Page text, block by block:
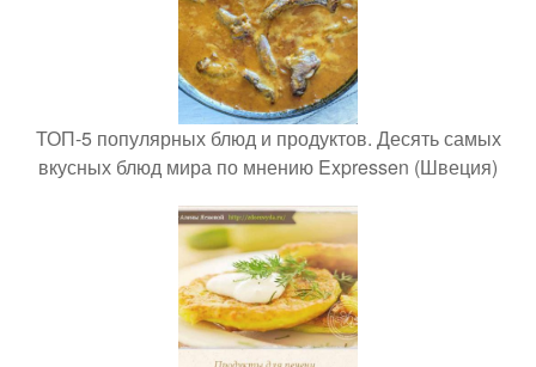
ТОП-5 популярных блюд и продуктов. Десять самых
вкусных блюд мира по мнению Expressen (Швеция)